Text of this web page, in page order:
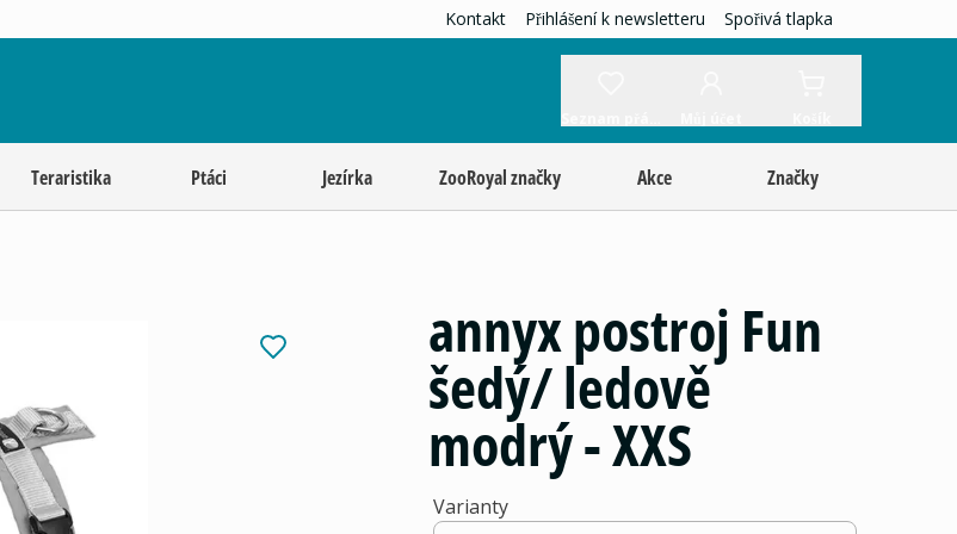
Kontakt Přihlášení k newsletteru Spořivá tlapka
Teraristika Ptáci Jezírka ZooRoyal značky Akce Značky
annyx postroj Fun
šedý/ ledově
modrý - XXS
Varianty